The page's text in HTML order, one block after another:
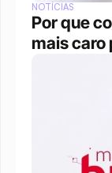
NOTÍCIAS
Por que
mais caro